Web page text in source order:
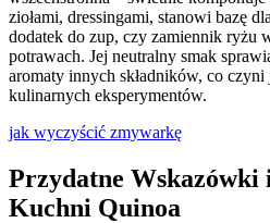
ziołami, dressingami, stanowi bazę
dodatek do zup, czy zamiennik ryżu
potrawach. Jej neutralny smak
aromaty innych składników, co czyni
kulinarnych eksperymentów.
jak wyczyścić zmywarkę
Przydatne
Kuchni Quinoa